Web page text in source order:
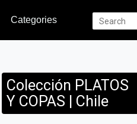
Categories
Colección PLATOS
Y COPAS | Chile